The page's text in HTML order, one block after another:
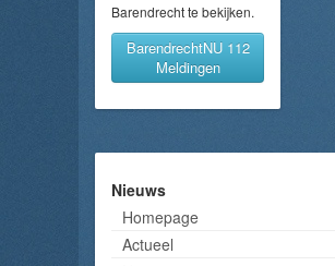
Barendrecht te bekijken.
BarendrechtNU 112
Meldingen
Nieuws
Homepage
Actueel